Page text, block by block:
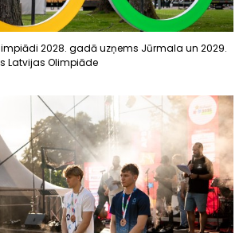
2028. gadā uzņems Jūrmala un 2029.
Latvijas Olimpiāde